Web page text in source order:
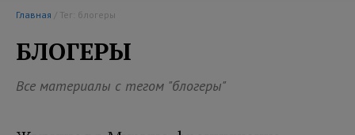
Главная / Тег: блогеры
БЛОГЕРЫ
Все материалы с тегом "блогеры"